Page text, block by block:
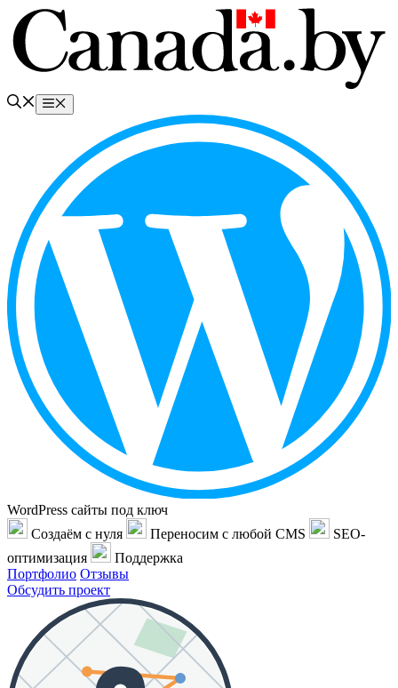
Перейти
содержимому
Меню
WordPress сайты под ключ
Создаём с нуля
Переносим с любой CMS
SEO-
оптимизация
Поддержка
Портфолио Отзывы
Обсудить проект